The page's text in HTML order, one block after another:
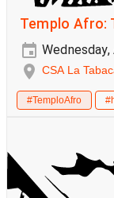
Templo Afro:
CSA La
#TemploAfro